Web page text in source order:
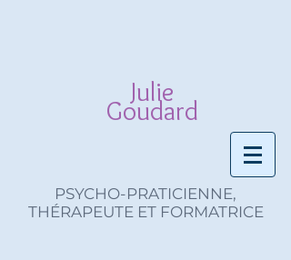
Julie
Goudard
PSYCHO-PRATICIENNE,
THÉRAPEUTE ET FORMATRICE